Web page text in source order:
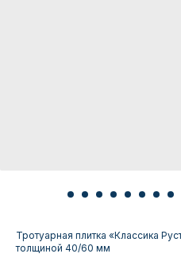
Тротуарная плитка «Классика
толщиной 40/60 мм